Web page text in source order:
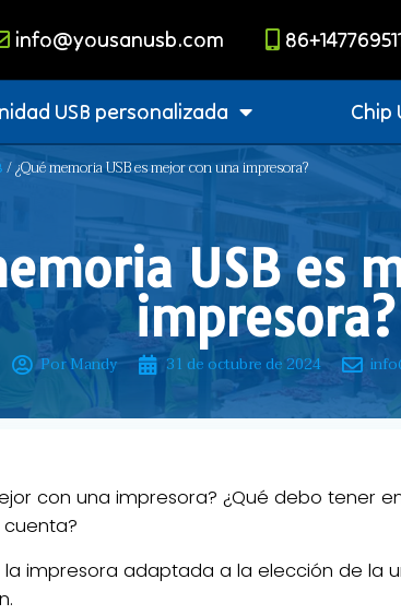
info@yousanusb.com
USB personalizada Chip
/ ¿Qué memoria USB es mejor con una impresora?
USB es
impresora?
Por Mandy 31 de octubre de 2024
con una impresora? ¿Qué debo tener
impresora adaptada a la elección de la